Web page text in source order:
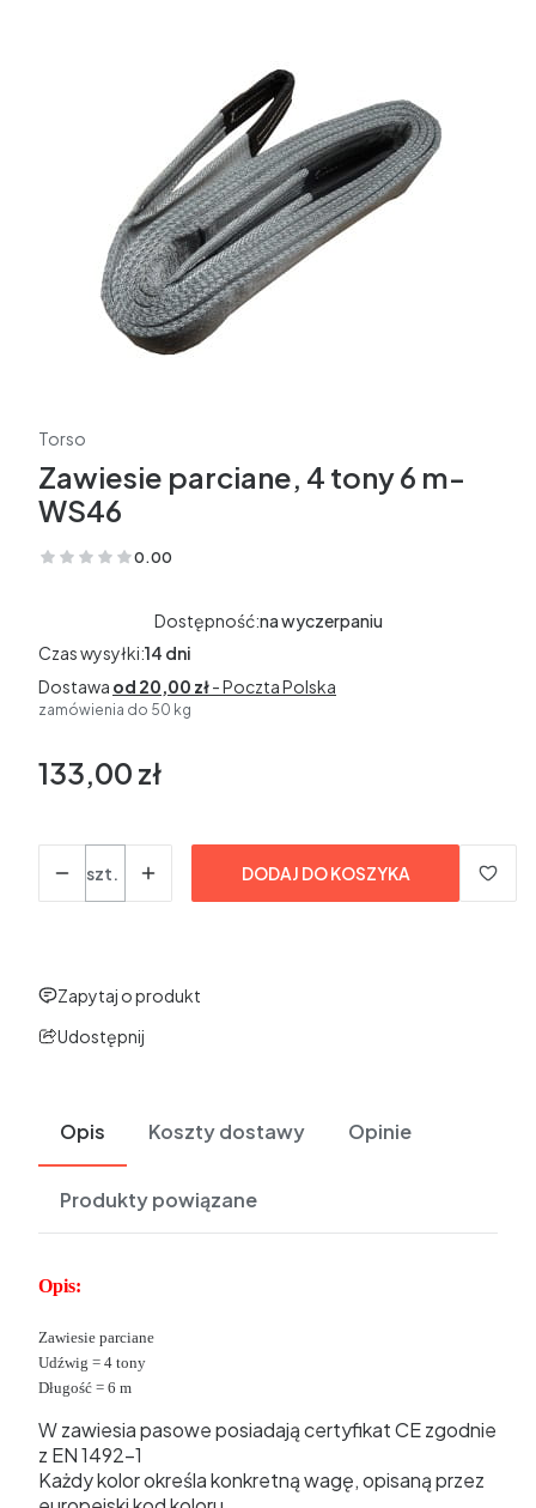
Torso
Zawiesie parciane, 4 tony 6 m-
WS46
0.00
(Oceny: 0 Recenzje: 0)
Dostępność:na wyczerpaniu
Czas wysyłki:14 dni
Dostawa od 20,00 zł- Poczta Polska
zamówienia do 50 kg
Cena
133,00 zł
bez VAT
szt.
DODAJ DO KOSZYKA
Zapytaj o produkt
Udostępnij
Opis Koszty dostawy Opinie
Produkty powiązane
Opis:
Zawiesie parciane
Udźwig = 4 tony
Długość = 6 m
Wzawiesiapasoweposiadają certyfikat CEzgodnie
z EN1492-1
Każdy kolorokreśla konkretnąwagę, opisaną przez